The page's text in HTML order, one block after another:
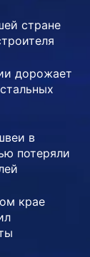
стране
дорожает
в
потеряли
крае